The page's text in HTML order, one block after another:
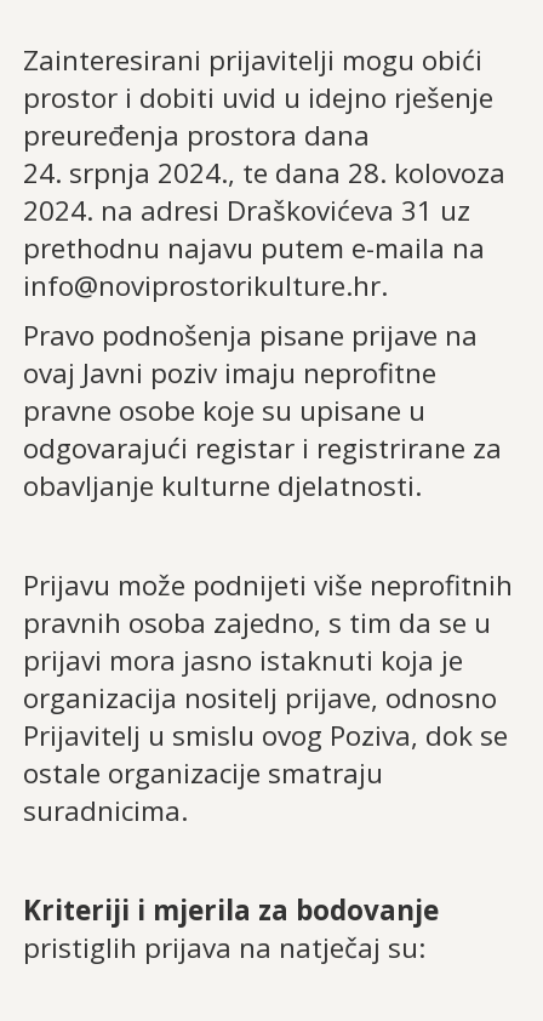
Zainteresirani prijavitelji mogu obići
prostor i dobiti uvid u idejno rješenje
preuređenja prostora dana
24. srpnja 2024., te dana 28. kolovoza
2024. na adresi Draškovićeva 31 uz
prethodnu najavu putem e-maila na
info@noviprostorikulture.hr.
Pravo podnošenja pisane prijave na
ovaj Javni poziv imaju neprofitne
pravne osobe koje su upisane u
odgovarajući registar i registrirane za
obavljanje kulturne djelatnosti.
Prijavu može podnijeti više neprofitnih
pravnih osoba zajedno, s tim da se u
prijavi mora jasno istaknuti koja je
organizacija nositelj prijave, odnosno
Prijavitelj u smislu ovog Poziva, dok se
ostale organizacije smatraju
suradnicima.
Kriteriji i mjerila za bodovanje
pristiglih prijava na natječaj su: